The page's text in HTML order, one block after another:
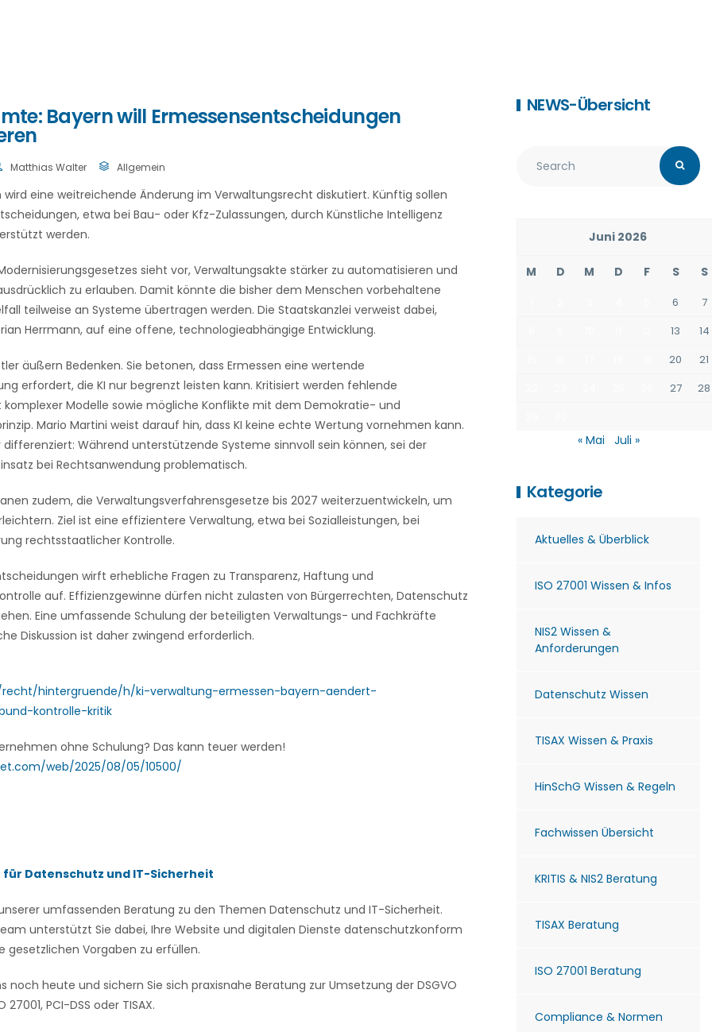
Bayern will Ermessensentscheidungen
Matthias Walter Allgemein
wird eine weitreichende Änderung im Verwaltungsrecht diskutiert. Künftig sollen
etwa bei Bau- oder Kfz-Zulassungen, durch Künstliche Intelligenz
werden.
sieht vor, Verwaltungsakte stärker zu automatisieren und
zu erlauben. Damit könnte die bisher dem Menschen vorbehaltene
teilweise an Systeme übertragen werden. Die Staatskanzlei verweist dabei,
Herrmann, auf eine offene, technologieabhängige Entwicklung.
äußern Bedenken. Sie betonen, dass Ermessen eine wertende
erfordert, die KI nur begrenzt leisten kann. Kritisiert werden fehlende
komplexer Modelle sowie mögliche Konflikte mit dem Demokratie- und
Mario Martini weist darauf hin, dass KI keine echte Wertung vornehmen kann.
differenziert: Während unterstützende Systeme sinnvoll sein können, sei der
bei Rechtsanwendung problematisch.
zudem, die Verwaltungsverfahrensgesetze bis 2027 weiterzuentwickeln, um
Ziel ist eine effizientere Verwaltung, etwa bei Sozialleistungen, bei
rechtsstaatlicher Kontrolle.
wirft erhebliche Fragen zu Transparenz, Haftung und
auf. Effizienzgewinne dürfen nicht zulasten von Bürgerrechten, Datenschutz
Eine umfassende Schulung der beteiligten Verwaltungs- und Fachkräfte
Diskussion ist daher zwingend erforderlich.
hintergruende/h/ki-verwaltung-ermessen-bayern-aendert-
kontrolle-kritik
ohne Schulung? Das kann teuer werden!
web/2025/08/05/10500/
für Datenschutz und IT-Sicherheit
umfassenden Beratung zu den Themen Datenschutz und IT-Sicherheit.
unterstützt Sie dabei, Ihre Website und digitalen Dienste datenschutzkonform
gesetzlichen Vorgaben zu erfüllen.
noch heute und sichern Sie sich praxisnahe Beratung zur Umsetzung der DSGVO
PCI-DSS oder TISAX.
NEWS-Übersicht
Juni 2026
M D M D F S S
6
7
13
14
20
21
27
28
« Mai Juli »
Kategorie
Aktuelles & Überblick
ISO 27001 Wissen & Infos
NIS2 Wissen &
Anforderungen
Datenschutz Wissen
TISAX Wissen & Praxis
HinSchG Wissen & Regeln
Fachwissen Übersicht
KRITIS & NIS2 Beratung
TISAX Beratung
ISO 27001 Beratung
Compliance & Normen